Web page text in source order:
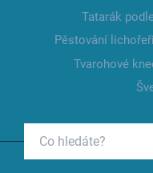
Tatarák
Pěstování
Tvarohové